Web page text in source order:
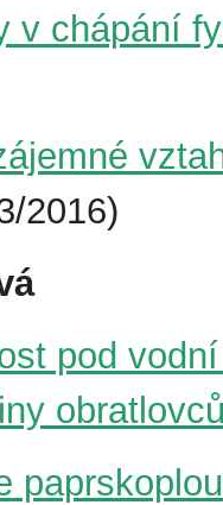
v chápání
2016)
pod